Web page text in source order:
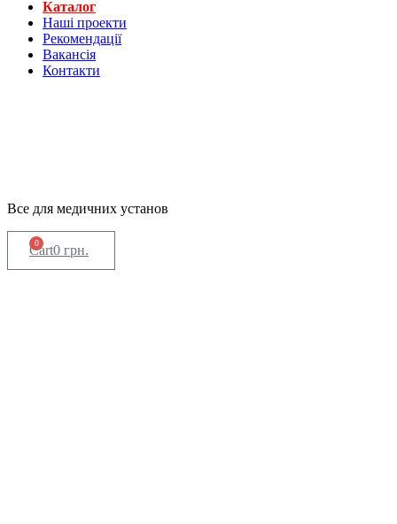
Каталог
Нашi проекти
Рекомендації
Вакансiя
Контакти
Все для медичних установ
0 грн.
0
Cart